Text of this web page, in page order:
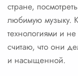
стране,
любимую музыку.
технологиями и
считаю, что они
и насыщенной.